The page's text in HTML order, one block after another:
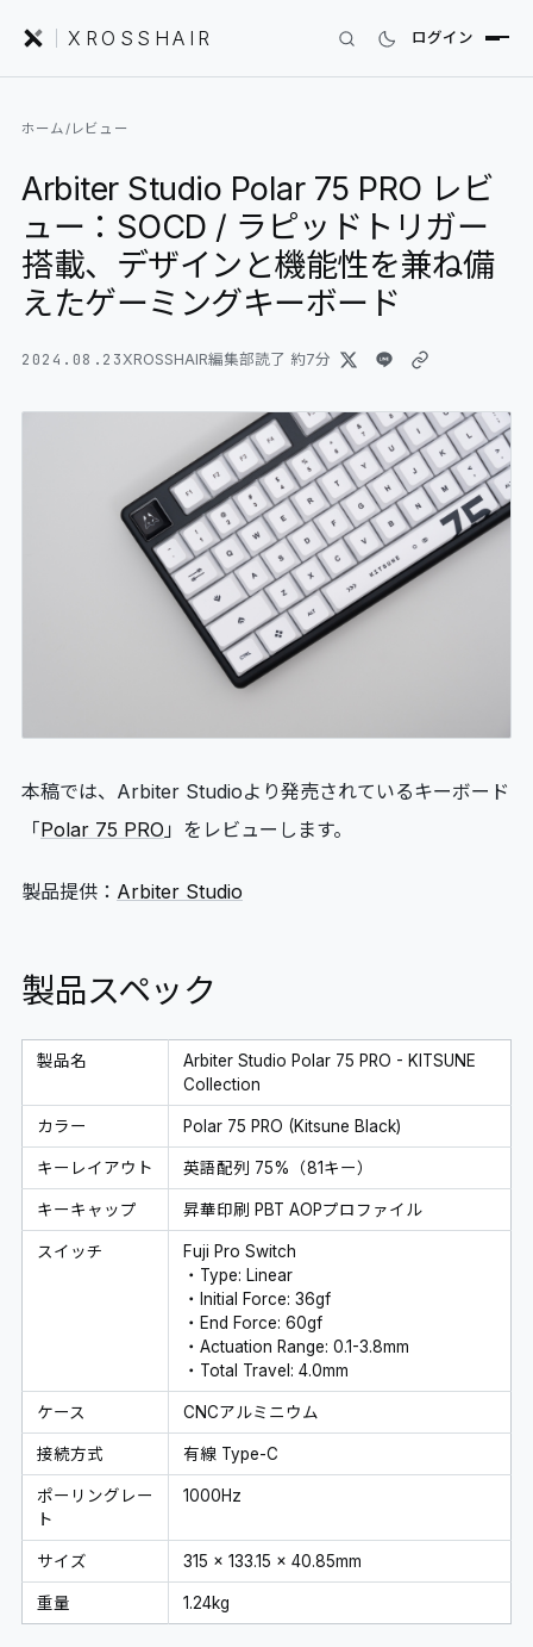
XROSSHAIR ログイン
01 製品を探す SEARCH
02編集部レビュー REVIEWS
03ニュース
DESK GALLERY
GLOSSARY
ホーム/レビュー
Arbiter Studio Polar 75 PRO レビ
ュー：SOCD / ラピッドトリガー
搭載、デザインと機能性を兼ね備
えたゲーミングキーボード
2024.08.23XROSSHAIR編集部読了 約7分
本稿では、Arbiter Studioより発売されているキーボード
「Polar 75 PRO」をレビューします。
製品提供： Arbiter Studio
製品スペック
製品名
Arbiter Studio Polar 75 PRO - KITSUNE
Collection
カラー Polar 75 PRO (Kitsune Black)
キーレイアウト 英語配列 75%（81キー）
キーキャップ 昇華印刷 PBT AOPプロファイル
スイッチ
Fuji Pro Switch
・Type: Linear
・Initial Force: 36gf
・End Force: 60gf
・Actuation Range: 0.1-3.8mm
・Total Travel: 4.0mm
ケース CNCアルミニウム
接続方式 有線 Type-C
ポーリングレー
ト
1000Hz
サイズ 315 x 133.15 x 40.85mm
重量 1.24kg